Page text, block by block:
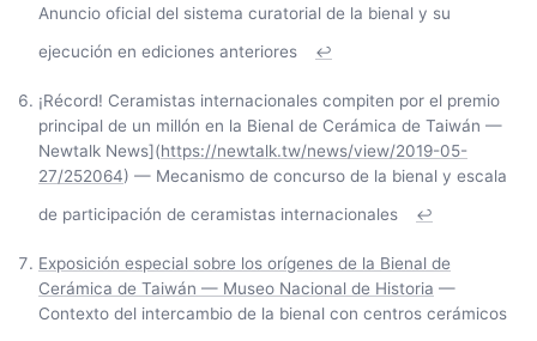
Anuncio oficial del sistema curatorial de la bienal y su
ejecución en ediciones anteriores
↩
¡Récord! Ceramistas internacionales compiten por el premio
principal de un millón en la Bienal de Cerámica de Taiwán —
Newtalk News](https://newtalk.tw/news/view/2019-05-
27/252064) — Mecanismo de concurso de la bienal y escala
de participación de ceramistas internacionales
↩
Exposición especial sobre los orígenes de la Bienal de
Cerámica de Taiwán — Museo Nacional de Historia —
Contexto del intercambio de la bienal con centros cerámicos